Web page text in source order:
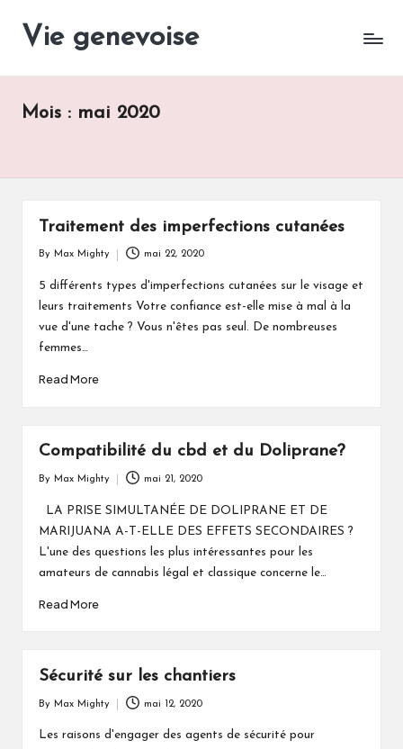
Vie genevoise
Vie
Mois : mai 2020
Traitement des imperfections cutanées
by
By Max Mighty mai 22, 2020
5 différents types d'imperfections cutanées sur le visage et
leurs traitements Votre confiance est-elle mise à mal à la
vue d'une tache ? Vous n'êtes pas seul. De nombreuses
femmes…
Read More
Compatibilité du cbd et du Doliprane?
by
By Max Mighty mai 21, 2020
LA PRISE SIMULTANÉE DE DOLIPRANE ET DE
MARIJUANA A-T-ELLE DES EFFETS SECONDAIRES ?
L'une des questions les plus intéressantes pour les
amateurs de cannabis légal et classique concerne le…
Read More
Sécurité sur les chantiers
Posted
by
By Max Mighty mai 12, 2020
Les raisons d'engager des agents de sécurité pour